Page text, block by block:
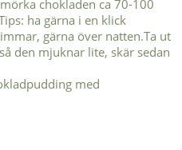
med